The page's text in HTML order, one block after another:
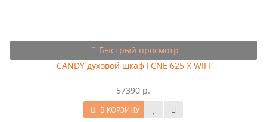
Быстрый просмотр
CANDY духовой шкаф FCNE 625 X WIFI
57390 р.
В КОРЗИНУ